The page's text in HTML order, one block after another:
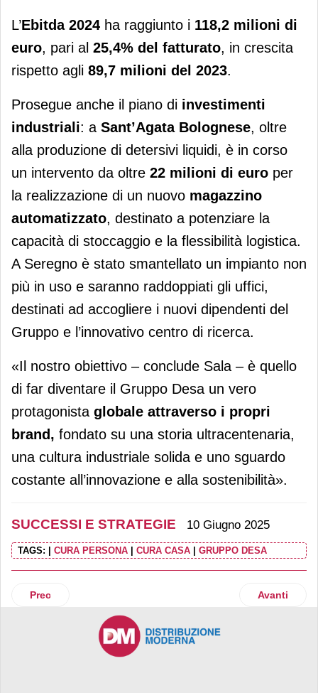
L’Ebitda 2024 ha raggiunto i 118,2 milioni di
euro, pari al 25,4% del fatturato, in crescita
rispetto agli 89,7 milioni del 2023.
Prosegue anche il piano di investimenti
industriali: a Sant’Agata Bolognese, oltre
alla produzione di detersivi liquidi, è in corso
un intervento da oltre 22 milioni di euro per
la realizzazione di un nuovo magazzino
automatizzato, destinato a potenziare la
capacità di stoccaggio e la flessibilità logistica.
A Seregno è stato smantellato un impianto non
più in uso e saranno raddoppiati gli uffici,
destinati ad accogliere i nuovi dipendenti del
Gruppo e l’innovativo centro di ricerca.
«Il nostro obiettivo – conclude Sala – è quello
di far diventare il Gruppo Desa un vero
protagonista globale attraverso i propri
brand, fondato su una storia ultracentenaria,
una cultura industriale solida e uno sguardo
costante all’innovazione e alla sostenibilità».
SUCCESSI E STRATEGIE 10 Giugno 2025
TAGS: CURA PERSONA CURA CASA GRUPPO DESA
Articolo precedente: Vičiūnai investe in uno stabilimento
Prec Articolo
Avanti